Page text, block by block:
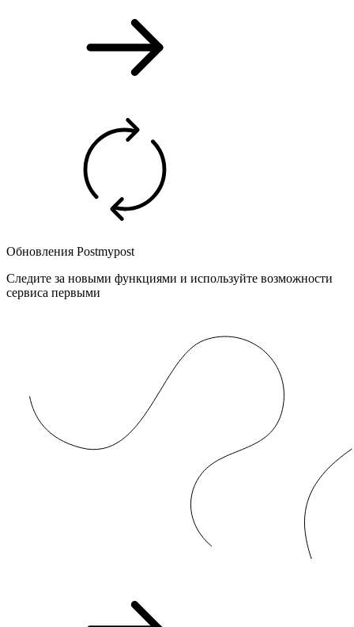
Обновления Postmypost
Следите за новыми функциями и используйте возможности
сервиса первыми